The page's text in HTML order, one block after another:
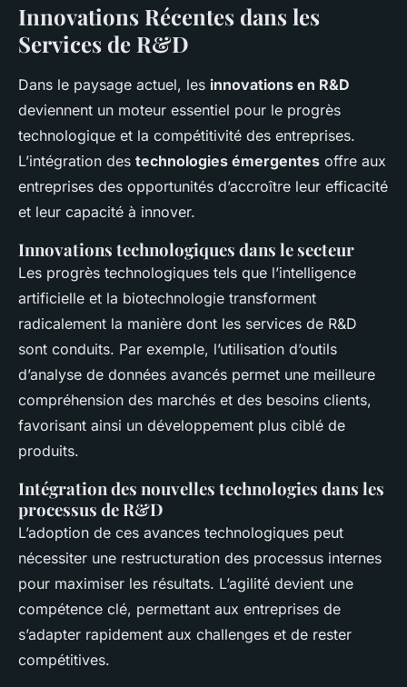
Innovations Récentes dans les
Services de R&D
Dans le paysage actuel, les innovations en R&D
deviennent un moteur essentiel pour le progrès
technologique et la compétitivité des entreprises.
L’intégration des technologies émergentes offre aux
entreprises des opportunités d’accroître leur efficacité
et leur capacité à innover.
Innovations technologiques dans le secteur
Les progrès technologiques tels que l’intelligence
artificielle et la biotechnologie transforment
radicalement la manière dont les services de R&D
sont conduits. Par exemple, l’utilisation d’outils
d’analyse de données avancés permet une meilleure
compréhension des marchés et des besoins clients,
favorisant ainsi un développement plus ciblé de
produits.
Intégration des nouvelles technologies dans les
processus de R&D
L’adoption de ces avances technologiques peut
nécessiter une restructuration des processus internes
pour maximiser les résultats. L’agilité devient une
compétence clé, permettant aux entreprises de
s’adapter rapidement aux challenges et de rester
compétitives.